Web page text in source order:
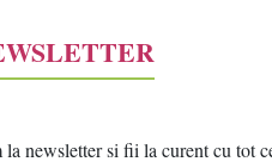
newsletter si fii la curent cu tot